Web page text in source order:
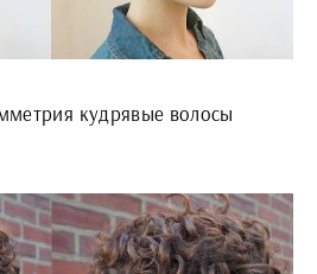
кудрявые волосы